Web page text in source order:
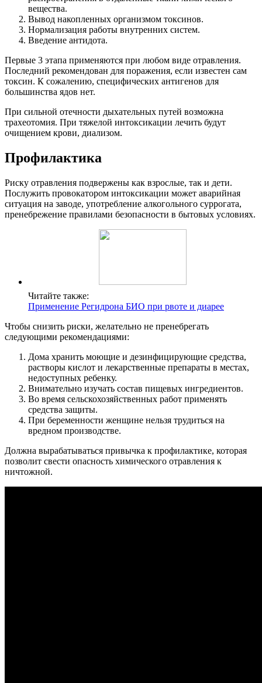
вещества.
Вывод накопленных организмом токсинов.
Нормализация работы внутренних систем.
Введение антидота.
Первые 3 этапа применяются при любом виде отравления.
Последний рекомендован для поражения, если известен сам
токсин. К сожалению, специфических антигенов для
большинства ядов нет.
При сильной отечности дыхательных путей возможна
трахеотомия. При тяжелой интоксикации лечить будут
очищением крови, диализом.
Профилактика
Риску отравления подвержены как взрослые, так и дети.
Послужить провокатором интоксикации может аварийная
ситуация на заводе, употребление алкогольного суррогата,
пренебрежение правилами безопасности в бытовых условиях.
Читайте также:
Применение Регидрона БИО при рвоте и диарее
Чтобы снизить риски, желательно не пренебрегать
следующими рекомендациями:
Дома хранить моющие и дезинфицирующие средства,
растворы кислот и лекарственные препараты в местах,
недоступных ребенку.
Внимательно изучать состав пищевых ингредиентов.
Во время сельскохозяйственных работ применять
средства защиты.
При беременности женщине нельзя трудиться на
вредном производстве.
Должна вырабатываться привычка к профилактике, которая
позволит свести опасность химического отравления к
ничтожной.